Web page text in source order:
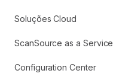
Soluções Cloud
ScanSource as a Service
Configuration Center